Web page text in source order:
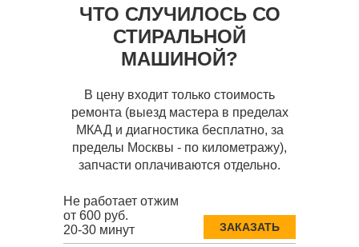
ЧТО СЛУЧИЛОСЬ СО
СТИРАЛЬНОЙ
МАШИНОЙ?
В цену входит только стоимость
ремонта (выезд мастера в пределах
МКАД и диагностика бесплатно, за
пределы Москвы - по километражу),
запчасти оплачиваются отдельно.
Не работает отжим
от 600 руб.
20-30 минут
ЗАКАЗАТЬ